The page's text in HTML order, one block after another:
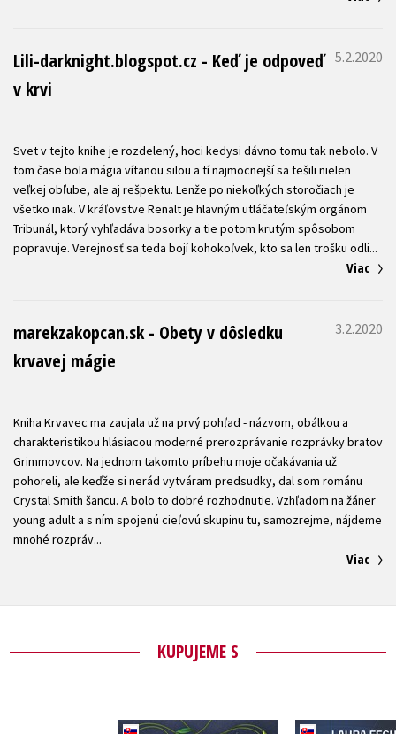
Lili-darknight.blogspot.cz - Keď je odpoveď
v krvi
5.2.2020
Svet v tejto knihe je rozdelený, hoci kedysi dávno tomu tak nebolo. V
tom čase bola mágia vítanou silou a tí najmocnejší sa tešili nielen
veľkej obľube, ale aj rešpektu. Lenže po niekoľkých storočiach je
všetko inak. V kráľovstve Renalt je hlavným utláčateľským orgánom
Tribunál, ktorý vyhľadáva bosorky a tie potom krutým spôsobom
Viac
marekzakopcan.sk - Obety v dôsledku
krvavej mágie
3.2.2020
Kniha Krvavec ma zaujala už na prvý pohľad - názvom, obálkou a
charakteristikou hlásiacou moderné prerozprávanie rozprávky bratov
Grimmovcov. Na jednom takomto príbehu moje očakávania už
pohoreli, ale keďže si nerád vytváram predsudky, dal som románu
Crystal Smith šancu. A bolo to dobré rozhodnutie. Vzhľadom na žáner
young adult a s ním spojenú cieľovú skupinu tu, samozrejme, nájdeme
Viac
KUPUJEME S